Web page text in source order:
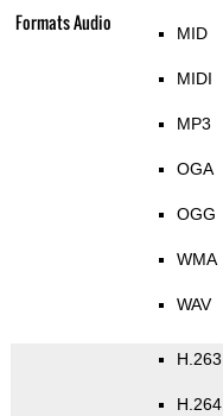
Formats Audio MID
MIDI
MP3
OGA
OGG
WMA
WAV
H.263
H.264